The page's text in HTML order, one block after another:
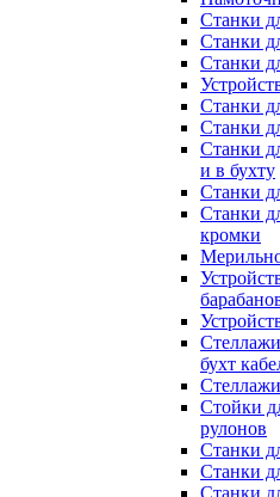
Станки
Станки
Станки
Станки
Станки
Станки
и в бухту
Станки
Станки
кромки
бухт
Стойки
рулонов
Станки
Станки
Станки